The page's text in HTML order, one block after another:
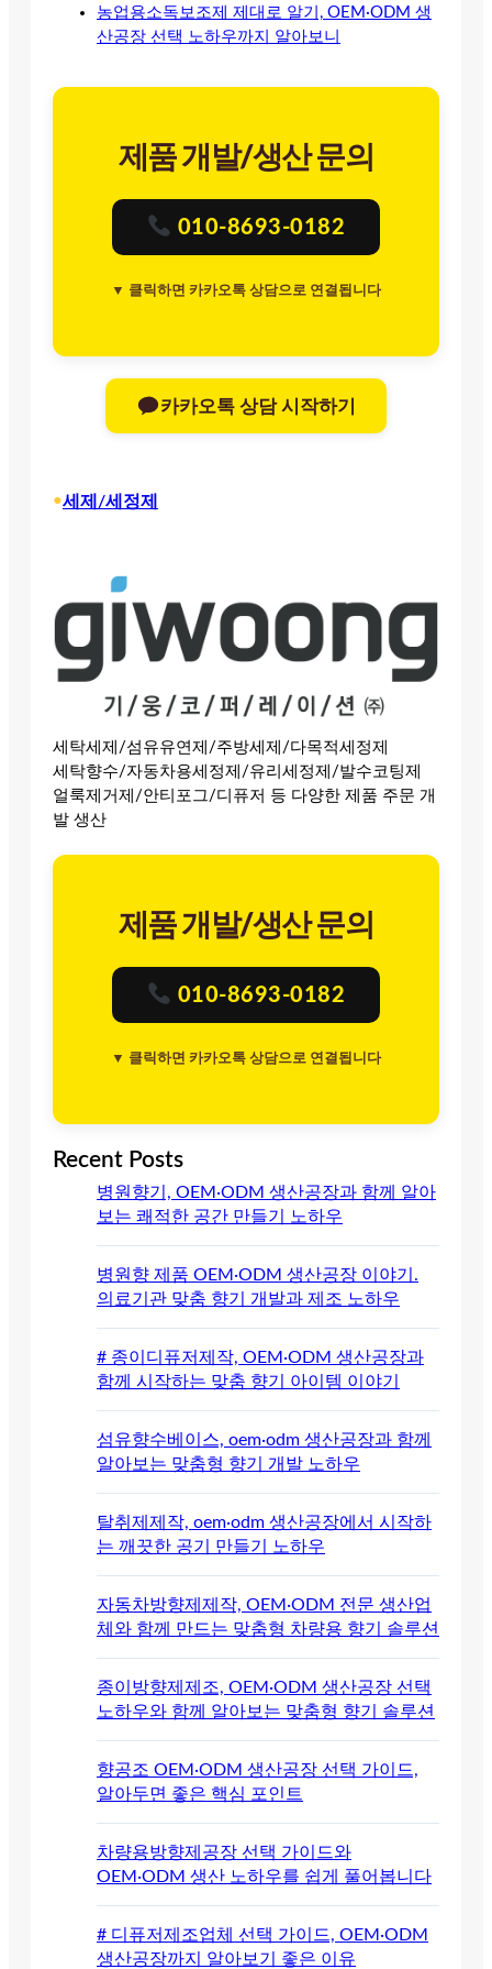
농업용소독보조제 제대로 알기, OEM·ODM 생
산공장 선택 노하우까지 알아보니
제품 개발/생산 문의
010-8693-0182
▼ 클릭하면 카카오톡 상담으로 연결됩니다
카카오톡 상담 시작하기
•세제/세정제
세탁세제/섬유유연제/주방세제/다목적세정제
세탁향수/자동차용세정제/유리세정제/발수코팅제
얼룩제거제/안티포그/디퓨저 등 다양한 제품 주문 개
발 생산
제품 개발/생산 문의
010-8693-0182
▼ 클릭하면 카카오톡 상담으로 연결됩니다
Recent Posts
병원향기, OEM·ODM 생산공장과 함께 알아
보는 쾌적한 공간 만들기 노하우
병원향 제품 OEM·ODM 생산공장 이야기.
의료기관 맞춤 향기 개발과 제조 노하우
# 종이디퓨저제작, OEM·ODM 생산공장과
함께 시작하는 맞춤 향기 아이템 이야기
섬유향수베이스, oem·odm 생산공장과 함께
알아보는 맞춤형 향기 개발 노하우
탈취제제작, oem·odm 생산공장에서 시작하
는 깨끗한 공기 만들기 노하우
자동차방향제제작, OEM·ODM 전문 생산업
체와 함께 만드는 맞춤형 차량용 향기 솔루션
종이방향제제조, OEM·ODM 생산공장 선택
노하우와 함께 알아보는 맞춤형 향기 솔루션
향공조 OEM·ODM 생산공장 선택 가이드,
알아두면 좋은 핵심 포인트
차량용방향제공장 선택 가이드와
OEM·ODM 생산 노하우를 쉽게 풀어봅니다
# 디퓨저제조업체 선택 가이드, OEM·ODM
생산공장까지 알아보기 좋은 이유